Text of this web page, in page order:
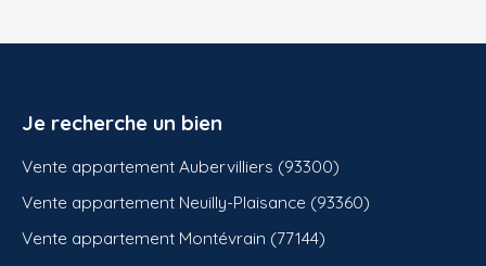
Je recherche un bien
Vente appartement Aubervilliers (93300)
Vente appartement Neuilly-Plaisance (93360)
Vente appartement Montévrain (77144)